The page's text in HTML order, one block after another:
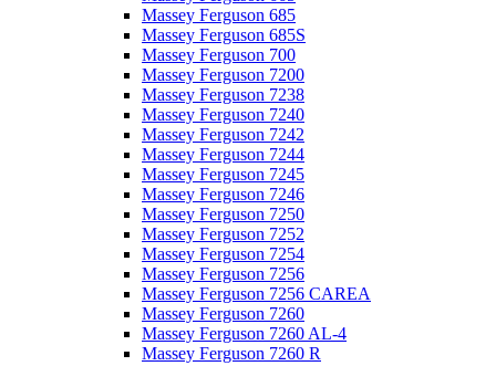
Massey Ferguson 685
Massey Ferguson 685S
Massey Ferguson 700
Massey Ferguson 7200
Massey Ferguson 7238
Massey Ferguson 7240
Massey Ferguson 7242
Massey Ferguson 7244
Massey Ferguson 7245
Massey Ferguson 7246
Massey Ferguson 7250
Massey Ferguson 7252
Massey Ferguson 7254
Massey Ferguson 7256
Massey Ferguson 7256 CAREA
Massey Ferguson 7260
Massey Ferguson 7260 AL-4
Massey Ferguson 7260 R